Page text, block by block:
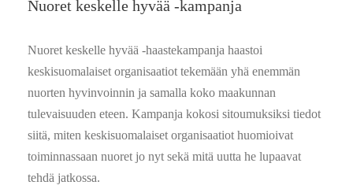
Nuoret keskelle hyvää -kampanja
Nuoret keskelle hyvää -haastekampanja haastoi
keskisuomalaiset organisaatiot tekemään yhä enemmän
nuorten hyvinvoinnin ja samalla koko maakunnan
tulevaisuuden eteen. Kampanja kokosi sitoumuksiksi tiedot
siitä, miten keskisuomalaiset organisaatiot huomioivat
toiminnassaan nuoret jo nyt sekä mitä uutta he lupaavat
tehdä jatkossa.